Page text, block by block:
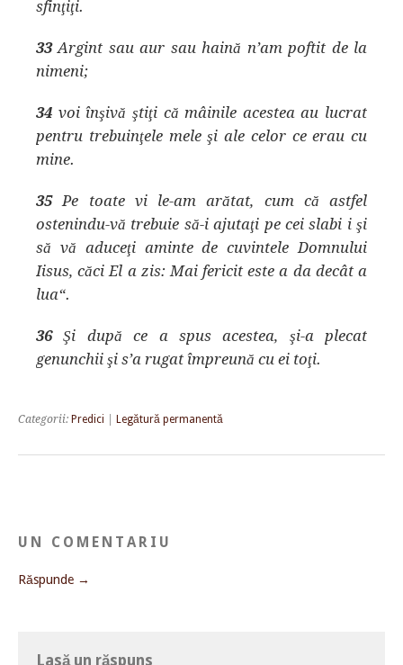
sfinţiţi.
33Argint sau aur sau haină n’am poftit de la
nimeni;
34 voi înşivă ştiţi că mâinile acestea au lucrat
pentru trebuinţele mele şi ale celor ce erau cu
mine.
35 Pe toate vi le-am arătat, cum că astfel
ostenindu-vă trebuie să-i ajutaţi pe cei slabi i şi
să vă aduceţi aminte de cuvintele Domnului
Iisus, căci El a zis: Mai fericit este a da decât a
lua“.
36Şi după ce a spus acestea, şi-a plecat
genunchii şi s’a rugat împreună cu ei toţi.
Categorii: Predici Legătură permanentă
UN COMENTARIU
Răspunde →
Lasă un răspuns